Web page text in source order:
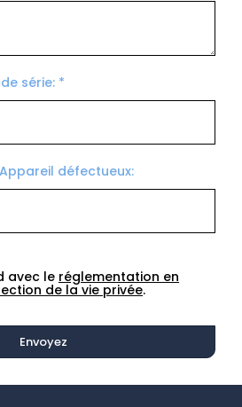
série: *
défectueux:
avec le réglementation en
de la vie privée.
Envoyez